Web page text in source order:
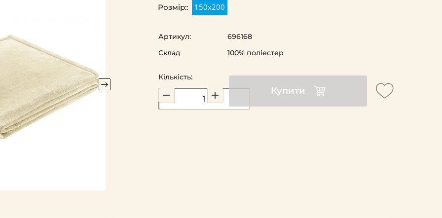
Розмір:: 150х200
Кількість:
Купити
Артикул:
696168
Склад
100% поліестер